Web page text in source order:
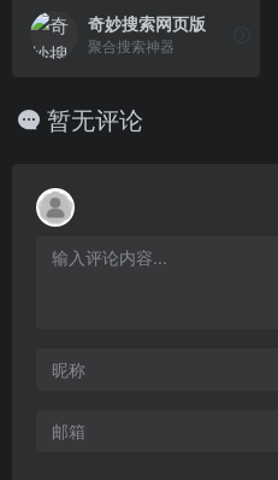
奇妙搜索网页版
聚合搜索神器
暂无评论